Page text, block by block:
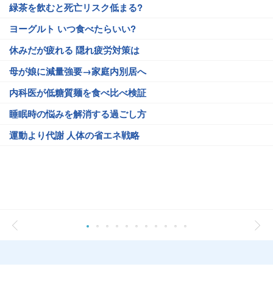
緑茶を飲むと死亡リスク低まる?
ヨーグルト いつ食べたらいい?
休みだが疲れる 隠れ疲労対策は
母が娘に減量強要→家庭内別居へ
内科医が低糖質麺を食べ比べ検証
睡眠時の悩みを解消する過ごし方
運動より代謝 人体の省エネ戦略